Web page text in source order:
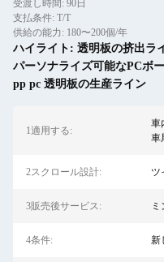
受渡し時間: 90日
支払条件: T/T
供給の能力: 180〜200個/年
ハイライト: 透明板の挤出ラ
パーソナライズ可能なPCボ
pp pc 透明板の生産ライン
1適用する:
車
車
2スクロール設計: ツ
3販売後サービス:
4条件: 新